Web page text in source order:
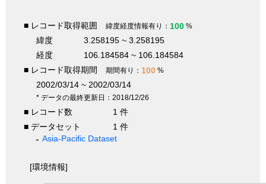
■ レコード取得範囲 緯度経度情報有り： 100 %
緯度
3.258195 ~ 3.258195
経度
106.184584 ~ 106.184584
■ レコード取得期間
期間有り： 100 %
2002/03/14 ~ 2002/03/14
* データの最終更新日：2018/12/26
■ レコード数
1 件
■ データセット
1 件
Asia-Pacific Dataset
[環境情報]